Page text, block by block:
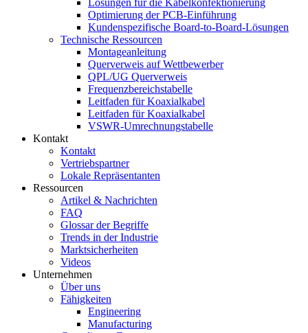
Lösungen für die Kabelkonfektionierung
Optimierung der PCB-Einführung
Kundenspezifische Board-to-Board-Lösungen
Technische Ressourcen
Montageanleitung
Querverweis auf Wettbewerber
QPL/UG Querverweis
Frequenzbereichstabelle
Leitfaden für Koaxialkabel
Leitfaden für Koaxialkabel
VSWR-Umrechnungstabelle
Kontakt
Kontakt
Vertriebspartner
Lokale Repräsentanten
Ressourcen
Artikel & Nachrichten
FAQ
Glossar der Begriffe
Trends in der Industrie
Marktsicherheiten
Videos
Unternehmen
Über uns
Fähigkeiten
Engineering
Manufacturing